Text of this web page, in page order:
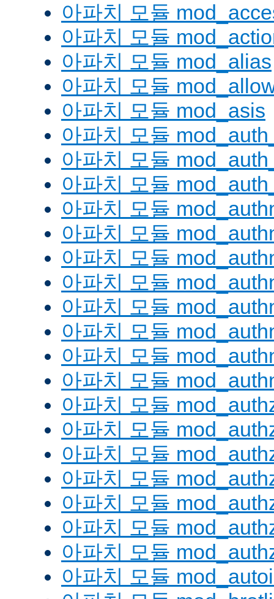
아파치 모듈
아파치 모듈
아파치 모듈 mod_alias
아파치 모듈
아파치 모듈 mod_asis
아파치 모듈
아파치 모듈
아파치 모듈
아파치 모듈
아파치 모듈
아파치 모듈
아파치 모듈
아파치 모듈
아파치 모듈
아파치 모듈
아파치 모듈
아파치 모듈
아파치 모듈
아파치 모듈
아파치 모듈
아파치 모듈
아파치 모듈
아파치 모듈
아파치 모듈